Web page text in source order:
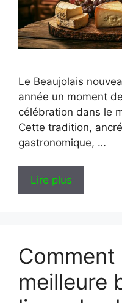
Le Beaujolais
année un moment
célébration dans le
Cette tradition,
gastronomique, …
Lire plus
meilleure